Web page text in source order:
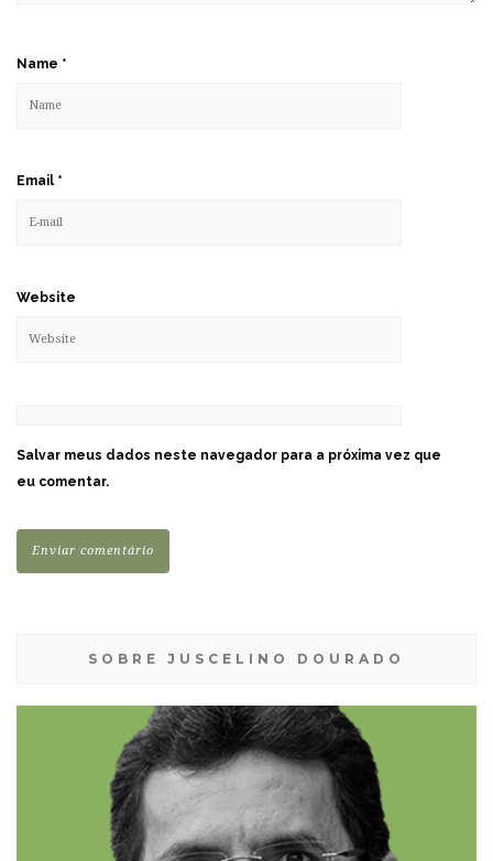
Name *
Email *
Website
Salvar meus dados neste navegador para a próxima vez que
eu comentar.
SOBRE JUSCELINO DOURADO